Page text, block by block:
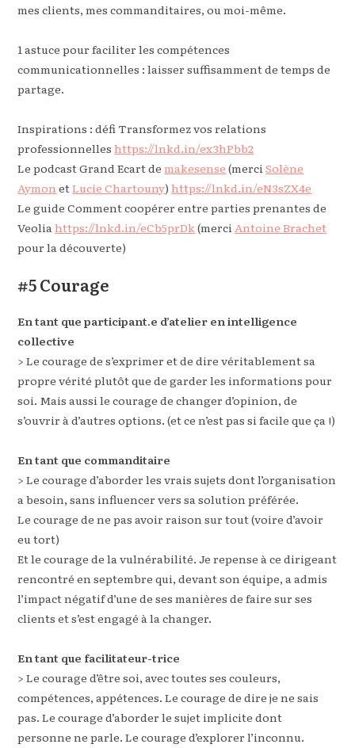
mes clients, mes commanditaires, ou moi-même.
1 astuce pour faciliter les compétences
communicationnelles : laisser suffisamment de temps de
partage.
Inspirations : défi Transformez vos relations
professionnelleshttps://lnkd.in/ex3hPbb2
Le podcast Grand Ecart demakesense (merciSolène
Aymon etLucie Chartouny)https://lnkd.in/eN3sZX4e
Le guide Comment coopérer entre parties prenantes de
Veoliahttps://lnkd.in/eCb5prDk (merci Antoine Brachet
pour la découverte)
#5 Courage
En tant que participant.e d’atelier en intelligence
collective
> Le courage de s’exprimer et de dire véritablement sa
propre vérité plutôt que de garder les informations pour
soi. Mais aussi le courage de changer d’opinion, de
s’ouvrir à d’autres options. (et ce n’est pas si facile que ça !)
En tant que commanditaire
> Le courage d’aborder les vrais sujets dont l’organisation
a besoin, sans influencer vers sa solution préférée.
Le courage de ne pas avoir raison sur tout (voire d’avoir
eu tort)
Et le courage de la vulnérabilité. Je repense à ce dirigeant
rencontré en septembre qui, devant son équipe, a admis
l’impact négatif d’une de ses manières de faire sur ses
clients et s’est engagé à la changer.
En tant que facilitateur-trice
> Le courage d’être soi, avec toutes ses couleurs,
compétences, appétences. Le courage de dire je ne sais
pas. Le courage d’aborder le sujet implicite dont
personne ne parle. Le courage d’explorer l’inconnu.